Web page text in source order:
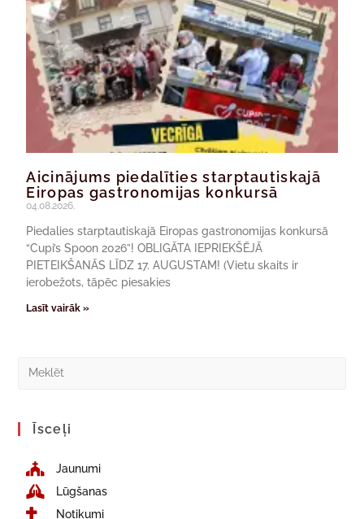
Aicinājums piedalīties starptautiskajā
Eiropas gastronomijas konkursā
04.08.2026.
Piedalies starptautiskajā Eiropas gastronomijas konkursā
“Cupi’s Spoon 2026”! OBLIGĀTA IEPRIEKŠĒJĀ
PIETEIKŠANĀS LĪDZ 17. AUGUSTAM! (Vietu skaits ir
ierobežots, tāpēc piesakies
Lasīt vairāk »
Īsceļi
Jaunumi
Lūgšanas
Notikumi